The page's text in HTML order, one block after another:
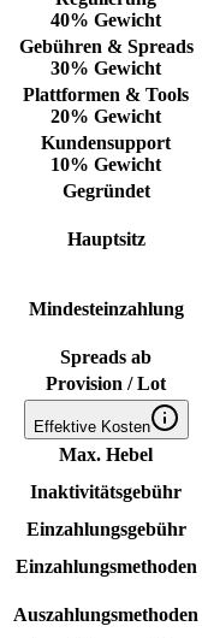
40% Gewicht
Gebühren & Spreads
30% Gewicht
Plattformen & Tools
20% Gewicht
Kundensupport
10% Gewicht
Gegründet
Hauptsitz
Mindesteinzahlung
Spreads ab
Provision / Lot
Effektive Kosten
Max. Hebel
Inaktivitätsgebühr
Einzahlungsgebühr
Einzahlungsmethoden
Auszahlungsmethoden